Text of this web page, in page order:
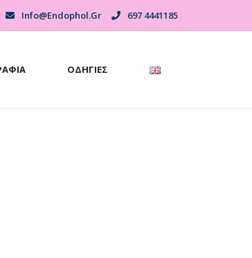
Info@endophol.gr 697 4441185
ΟΔΗΓΊΕΣ